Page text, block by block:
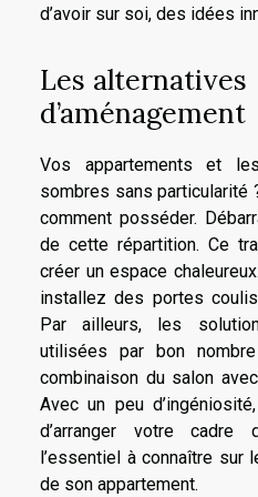
d’avoir sur soi, des idées
Les alternatives
d’aménagement
Vos appartements et
sombres sans particularité
comment posséder.
de cette répartition. Ce
créer un espace
installez des portes
Par ailleurs, les
utilisées par bon
combinaison du salon
Avec un peu
d’arranger votre
l’essentiel à connaître sur
de son appartement.